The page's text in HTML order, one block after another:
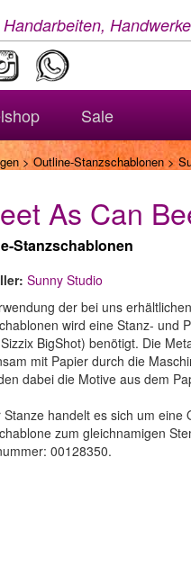
Sale
>Outline-Stanzschablonen>
As Can
Stanzschablonen
Sunny Studio
der bei uns
wird eine Stanz- und
BigShot) benötigt. Die
mit Papier durch die
dabei die Motive aus dem
Stanze handelt es sich um eine
zum gleichnamigen
00128350.